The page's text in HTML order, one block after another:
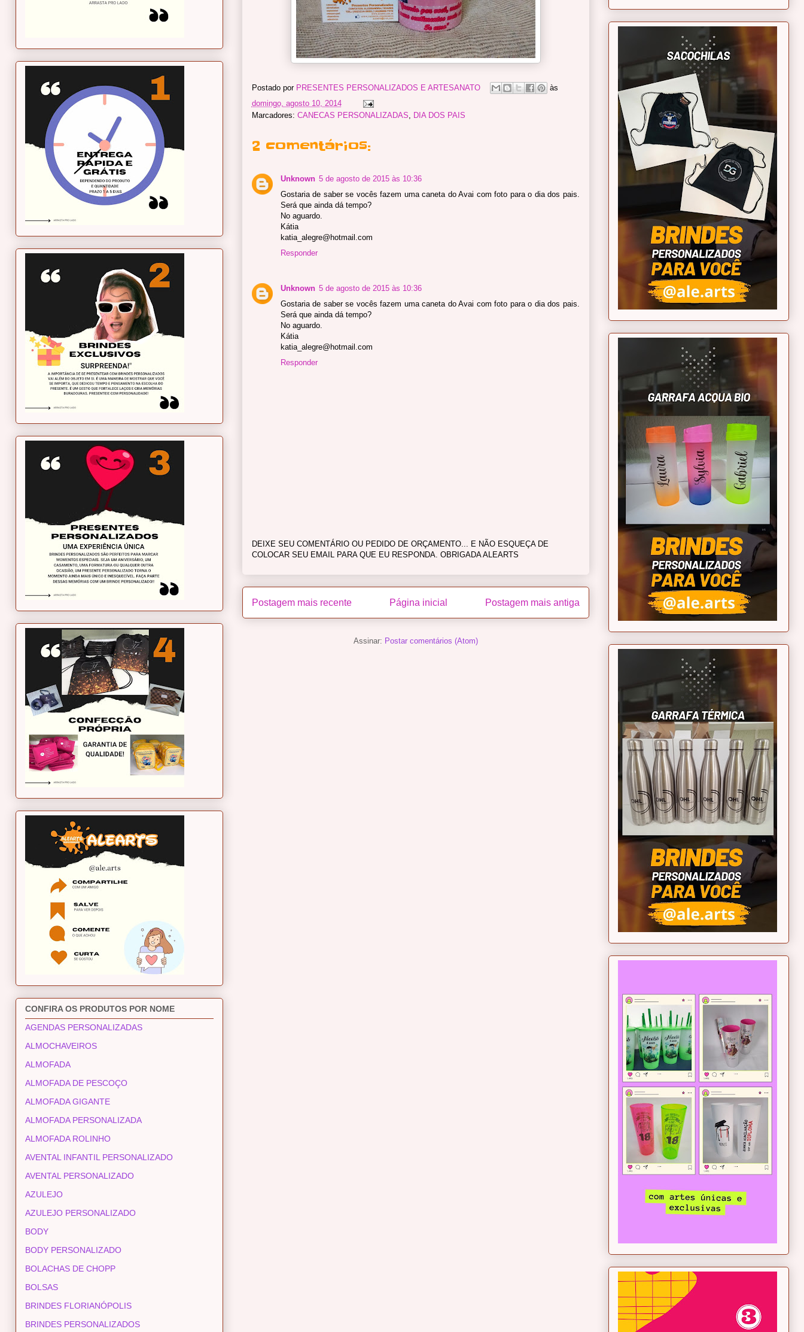
Postado por PRESENTES PERSONALIZADOS E ARTESANATO
às
domingo, agosto 10, 2014
Marcadores: CANECAS PERSONALIZADAS, DIA DOS PAIS
2 comentários:
Unknown 5 de agosto de 2015 às 10:36
Gostaria de saber se vocês fazem uma caneta do Avai com foto para o dia dos pais.
Será que ainda dá tempo?
No aguardo.
Kátia
katia_alegre@hotmail.com
Responder
Unknown 5 de agosto de 2015 às 10:36
Gostaria de saber se vocês fazem uma caneta do Avai com foto para o dia dos pais.
Será que ainda dá tempo?
No aguardo.
Kátia
katia_alegre@hotmail.com
Responder
DEIXE SEU COMENTÁRIO OU PEDIDO DE ORÇAMENTO... E NÃO ESQUEÇA DE
COLOCAR SEU EMAIL PARA QUE EU RESPONDA. OBRIGADA ALEARTS
Postagem mais recente Postagem mais antiga
Página inicial
Assinar: Postar comentários (Atom)
CONFIRA OS PRODUTOS POR NOME
AGENDAS PERSONALIZADAS
ALMOCHAVEIROS
ALMOFADA
ALMOFADA DE PESCOÇO
ALMOFADA GIGANTE
ALMOFADA PERSONALIZADA
ALMOFADA ROLINHO
AVENTAL INFANTIL PERSONALIZADO
AVENTAL PERSONALIZADO
AZULEJO
AZULEJO PERSONALIZADO
BODY
BODY PERSONALIZADO
BOLACHAS DE CHOPP
BOLSAS
BRINDES FLORIANÓPOLIS
BRINDES PERSONALIZADOS